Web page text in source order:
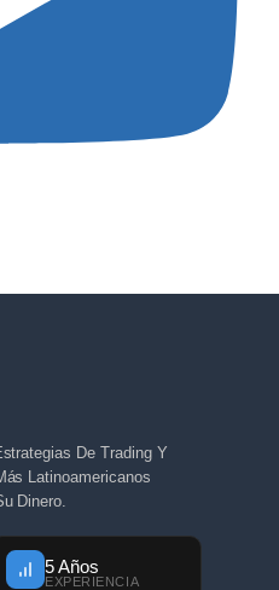
De Trading Y
Latinoamericanos
Dinero.
5 Años
EXPERIENCIA